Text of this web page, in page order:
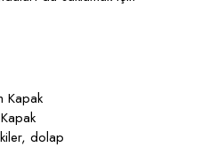
Kapak
dolap